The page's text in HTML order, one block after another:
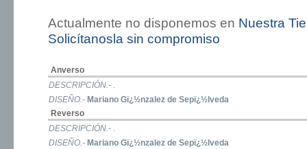
Actualmente no disponemos en Nuestra
Solicítanosla sin compromiso
Anverso
DESCRIPCIÓN.- .
DISEÑO.- Mariano Gï¿½nzalez de Sepï¿½lveda
Reverso
DESCRIPCIÓN.- .
DISEÑO.- Mariano Gï¿½nzalez de Sepï¿½lveda